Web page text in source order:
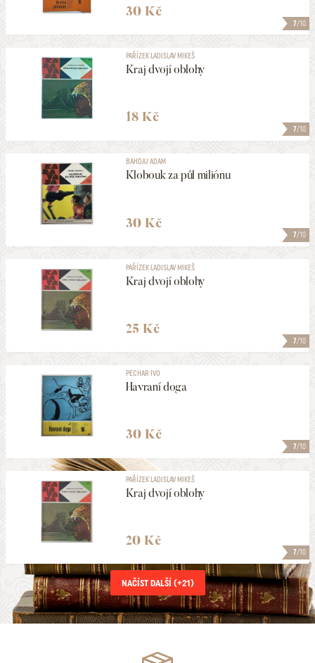
7/10
30 Kč
7/10
PAŘÍZEK LADISLAV MIKEŠ
Kraj dvojí oblohy
18 Kč
7/10
BAHDAJ ADAM
Klobouk za půl miliónu
30 Kč
7/10
PAŘÍZEK LADISLAV MIKEŠ
Kraj dvojí oblohy
25 Kč
7/10
PECHAR IVO
Havraní doga
30 Kč
7/10
PAŘÍZEK LADISLAV MIKEŠ
Kraj dvojí oblohy
20 Kč
NAČÍST DALŠÍ (+21)